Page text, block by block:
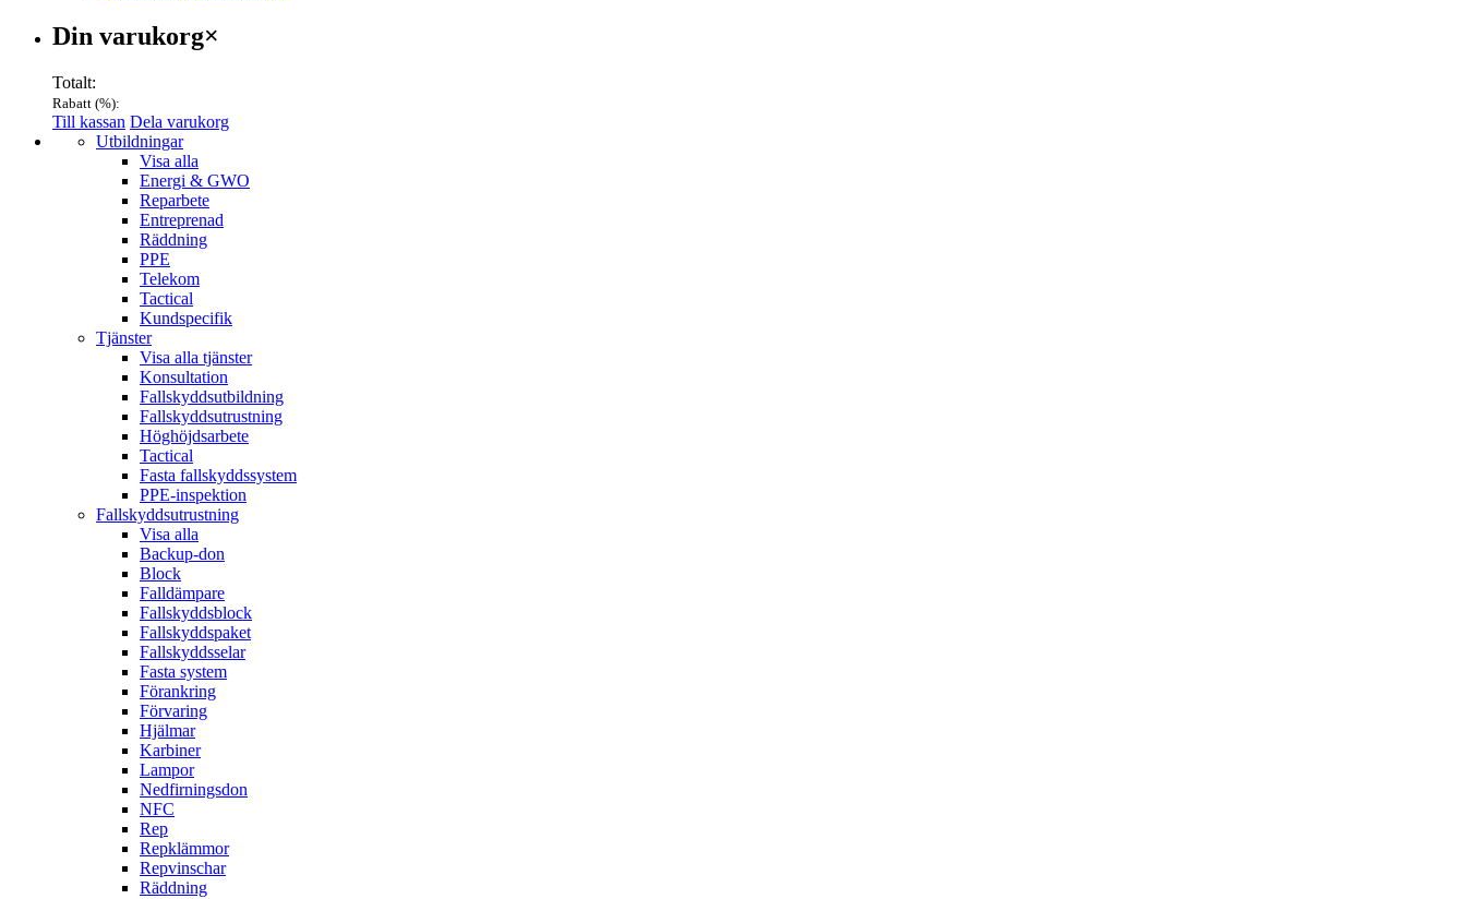
Varukorg
Din varukorg×
Totalt:
Rabatt (%):
Till kassan Dela varukorg
Menu Utbildningar
Visa alla
Energi & GWO
Reparbete
Entreprenad
Räddning
PPE
Telekom
Tactical
Kundspecifik
Tjänster
Visa alla tjänster
Konsultation
Fallskyddsutbildning
Fallskyddsutrustning
Höghöjdsarbete
Tactical
Fasta fallskyddssystem
PPE-inspektion
Fallskyddsutrustning
Visa alla
Backup-don
Block
Falldämpare
Fallskyddsblock
Fallskyddspaket
Fallskyddsselar
Fasta system
Förankring
Förvaring
Hjälmar
Karbiner
Lampor
Nedfirningsdon
NFC
Rep
Repklämmor
Repvinschar
Räddning